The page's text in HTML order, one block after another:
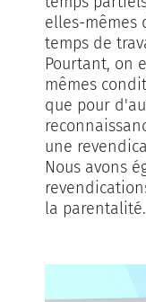
elles-mêmes
temps de
Pourtant, on
mêmes
que pour
une
Nous avons
la parentalité.